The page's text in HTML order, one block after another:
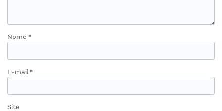
Nome *
E-mail *
Site